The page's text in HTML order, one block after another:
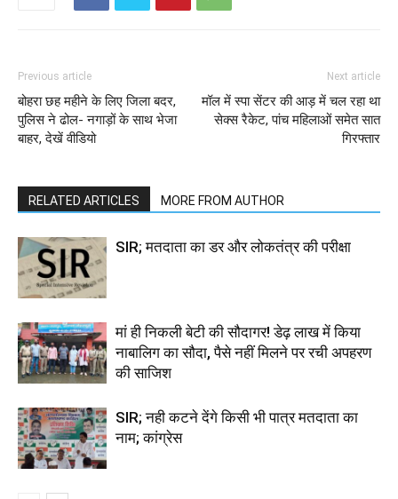
Previous article
बोहरा छह महीने के लिए जिला बदर,
पुलिस ने ढोल- नगाड़ों के साथ भेजा
बाहर, देखें वीडियो
Next article
मॉल में स्पा सेंटर की आड़ में चल रहा था
सेक्स रैकेट, पांच महिलाओं समेत सात
गिरफ्तार
RELATED ARTICLES MORE FROM AUTHOR
SIR; मतदाता का डर और लोकतंत्र की परीक्षा
मां ही निकली बेटी की सौदागर! डेढ़ लाख में किया
नाबालिग का सौदा, पैसे नहीं मिलने पर रची अपहरण
की साजिश
SIR; नही कटने देंगे किसी भी पात्र मतदाता का
नाम; कांग्रेस